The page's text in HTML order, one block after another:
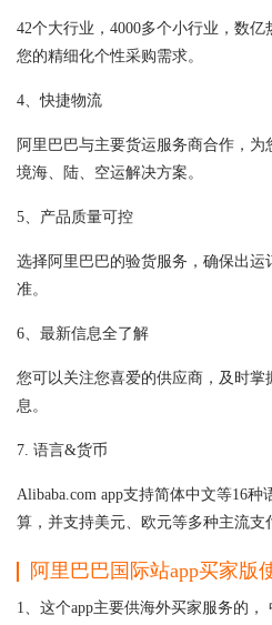
42个大行业，4000多个小行业，数
您的精细化个性采购需求。
4、快捷物流
阿里巴巴与主要货运服务商合作，
境海、陆、空运解决方案。
5、产品质量可控
选择阿里巴巴的验货服务，确保出
准。
6、最新信息全了解
您可以关注您喜爱的供应商，及时
息。
7. 语言&货币
Alibaba.com app支持简体中文等16
算，并支持美元、欧元等多种主流支
阿里巴巴国际站app买家版
1、这个app主要供海外买家服务的